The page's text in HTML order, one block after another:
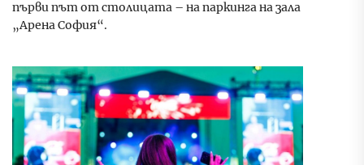
първи път от столицата – на паркинга на зала
„Арена София“.